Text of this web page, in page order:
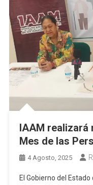
IAAM realizará
Mes de las
4 Agosto, 2025
El Gobierno del